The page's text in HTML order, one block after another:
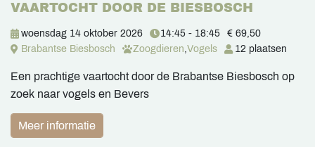
VAARTOCHT DOOR DE BIESBOSCH
woensdag 14 oktober 2026 14:45 - 18:45
€ 69,50
Brabantse Biesbosch
Zoogdieren,Vogels 12 plaatsen
Een prachtige vaartocht door de Brabantse Biesbosch op
zoek naar vogels en Bevers
Meer informatie